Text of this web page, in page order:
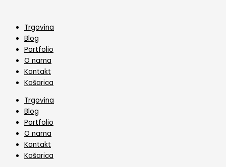
contentTrgovina
Blog
Portfolio
O nama
Kontakt
Košarica
Trgovina
Blog
Portfolio
O nama
Kontakt
Košarica
Tortu
Bride
And
Groom
V3
količina